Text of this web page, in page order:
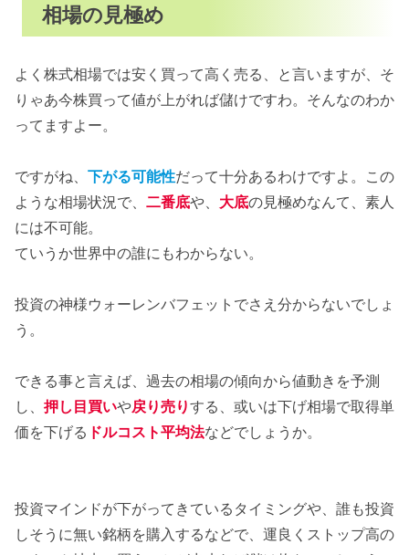
相場の見極め
よく株式相場では安く買って高く売る、と言いますが、そ
りゃあ今株買って値が上がれば儲けですわ。そんなのわか
ってますよー。
ですがね、 下がる可能性だって十分あるわけですよ。この
ような相場状況で、 二番底や、 大底の見極めなんて、素人
には不可能。
ていうか世界中の誰にもわからない。
投資の神様ウォーレンバフェットでさえ分からないでしょ
う。
できる事と言えば、過去の相場の傾向から値動きを予測
し、 押し目買いや戻り売りする、或いは下げ相場で取得単
価を下げる ドルコスト平均法などでしょうか。
投資マインドが下がってきているタイミングや、誰も投資
しそうに無い銘柄を購入するなどで、運良くストップ高の